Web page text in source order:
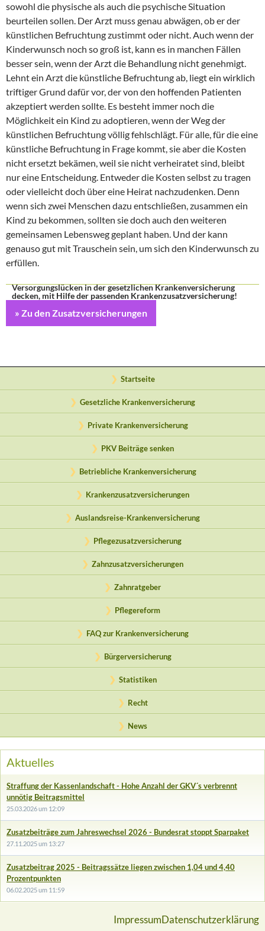
sowohl die physische als auch die psychische Situation
beurteilen sollen. Der Arzt muss genau abwägen, ob er der
künstlichen Befruchtung zustimmt oder nicht. Auch wenn der
Kinderwunsch noch so groß ist, kann es in manchen Fällen
besser sein, wenn der Arzt die Behandlung nicht genehmigt.
Lehnt ein Arzt die künstliche Befruchtung ab, liegt ein wirklich
triftiger Grund dafür vor, der von den hoffenden Patienten
akzeptiert werden sollte. Es besteht immer noch die
Möglichkeit ein Kind zu adoptieren, wenn der Weg der
künstlichen Befruchtung völlig fehlschlägt. Für alle, für die eine
künstliche Befruchtung in Frage kommt, sie aber die Kosten
nicht ersetzt bekämen, weil sie nicht verheiratet sind, bleibt
nur eine Entscheidung. Entweder die Kosten selbst zu tragen
oder vielleicht doch über eine Heirat nachzudenken. Denn
wenn sich zwei Menschen dazu entschließen, zusammen ein
Kind zu bekommen, sollten sie doch auch den weiteren
gemeinsamen Lebensweg geplant haben. Und der kann
genauso gut mit Trauschein sein, um sich den Kinderwunsch zu
erfüllen.
Versorgungslücken in der gesetzlichen Krankenversicherung
decken, mit Hilfe der passenden Krankenzusatzversicherung!
» Zu den Zusatzversicherungen
Startseite
Gesetzliche Krankenversicherung
Private Krankenversicherung
PKV Beiträge senken
Betriebliche Krankenversicherung
Krankenzusatzversicherungen
Auslandsreise-Krankenversicherung
Pflegezusatzversicherung
Zahnzusatzversicherungen
Zahnratgeber
Pflegereform
FAQ zur Krankenversicherung
Bürgerversicherung
Statistiken
Recht
News
Aktuelles
Straffung der Kassenlandschaft - Hohe Anzahl der GKV´s verbrennt
unnötig Beitragsmittel
25.03.2026 um 12:09
Zusatzbeiträge zum Jahreswechsel 2026 - Bundesrat stoppt Sparpaket
27.11.2025 um 13:27
Zusatzbeitrag 2025 - Beitragssätze liegen zwischen 1,04 und 4,40
Prozentpunkten
06.02.2025 um 11:59
ImpressumDatenschutzerklärung